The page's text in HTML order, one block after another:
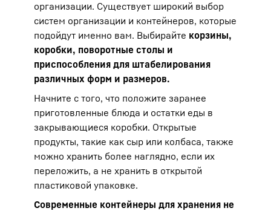
организации. Существует широкий выбор
систем организации и контейнеров, которые
подойдут именно вам. Выбирайте корзины,
коробки, поворотные столы и
приспособления для штабелирования
различных форм и размеров.
Начните с того, что положите заранее
приготовленные блюда и остатки еды в
закрывающиеся коробки. Открытые
продукты, такие как сыр или колбаса, также
можно хранить более наглядно, если их
переложить, а не хранить в открытой
пластиковой упаковке.
Современные контейнеры для хранения не